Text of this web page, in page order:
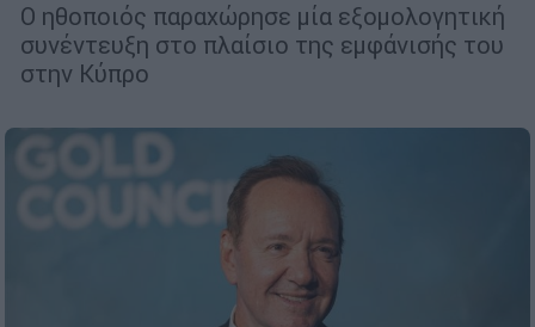
Ο ηθοποιός παραχώρησε μία εξομολογητική
συνέντευξη στο πλαίσιο της εμφάνισής του
στην Κύπρο